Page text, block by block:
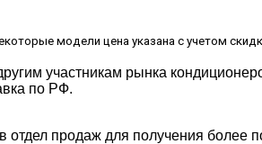
модели цена указана с учетом
участникам рынка
по РФ.
отдел продаж для получения